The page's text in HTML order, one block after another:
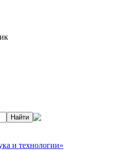
и технологии»